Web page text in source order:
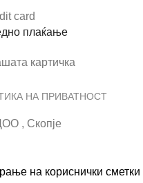
плаќање
картичка
НА ПРИВАТНОСТ
, Скопје
на кориснички